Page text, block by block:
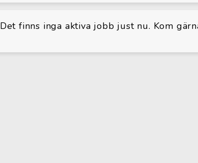
Det finns inga aktiva jobb just nu. Kom